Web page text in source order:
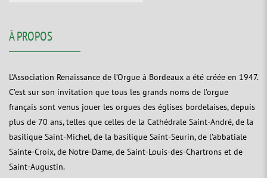
À PROPOS
L’Association Renaissance de l’Orgue à Bordeaux a été créée en 1947.
C’est sur son invitation que tous les grands noms de l’orgue
français sont venus jouer les orgues des églises bordelaises, depuis
plus de 70 ans, telles que celles de la Cathédrale Saint-André, de la
basilique Saint-Michel, de la basilique Saint-Seurin, de l’abbatiale
Sainte-Croix, de Notre-Dame, de Saint-Louis-des-Chartrons et de
Saint-Augustin.